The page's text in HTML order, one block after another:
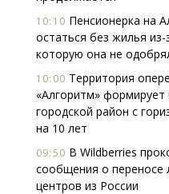
10:10 Пенсионерка на
остаться без жилья из-
которую она не
10:00 Территория
«Алгоритм» формирует
городской район с
на 10 лет
09:50 В Wildberries
сообщения о переносе
центров из России